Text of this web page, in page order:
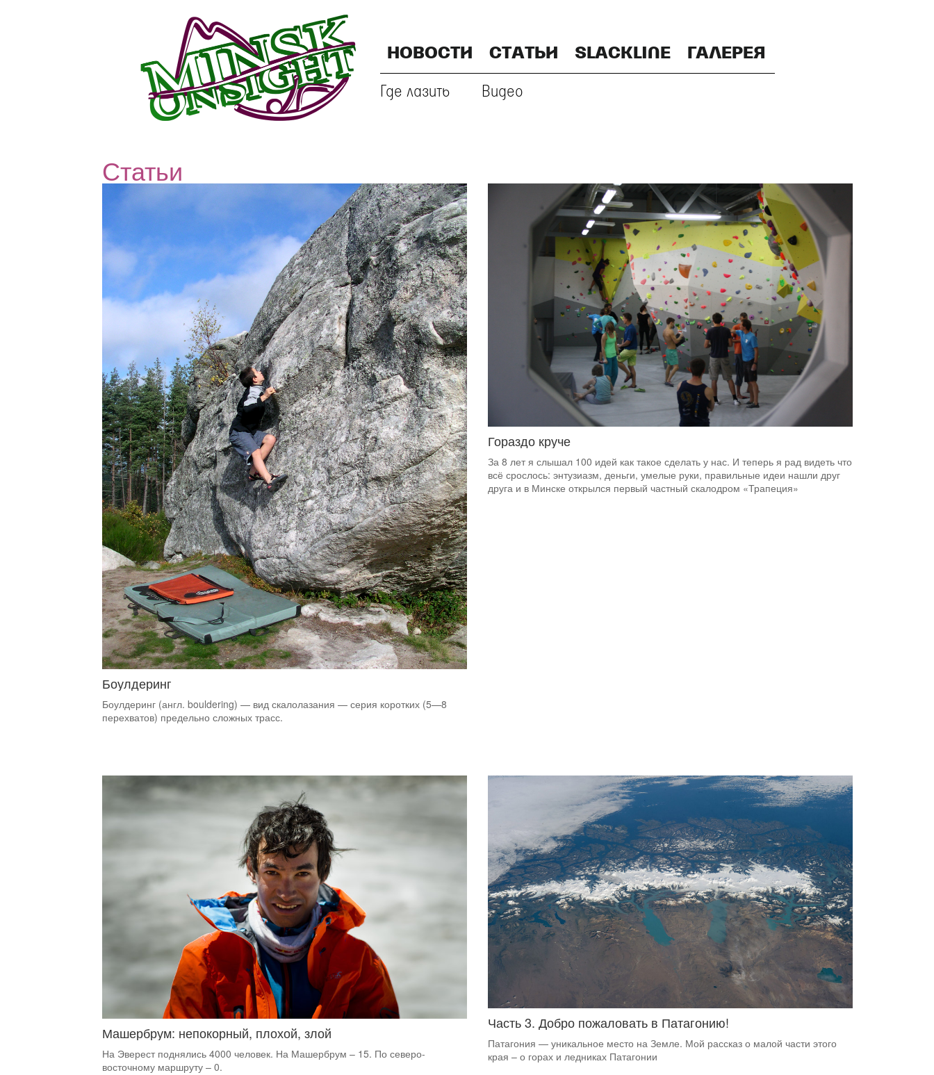
НОВОСТИ СТАТЬИ SLACKLINE ГАЛЕРЕЯ
Где лазить Видео
Статьи
Боулдеринг
Боулдеринг (англ. bouldering) — вид скалолазания — серия коротких (5—8
перехватов) предельно сложных трасс.
Гораздо круче
За 8 лет я слышал 100 идей как такое сделать у нас. И теперь я рад видеть что
всё срослось: энтузиазм, деньги, умелые руки, правильные идеи нашли друг
друга и в Минске открылся первый частный скалодром «Трапеция»
Машербрум: непокорный, плохой, злой
На Эверест поднялись 4000 человек. На Машербрум – 15. По северо-
восточному маршруту – 0.
Часть 3. Добро пожаловать в Патагонию!
Патагония — уникальное место на Земле. Мой рассказ о малой части этого
края – о горах и ледниках Патагонии